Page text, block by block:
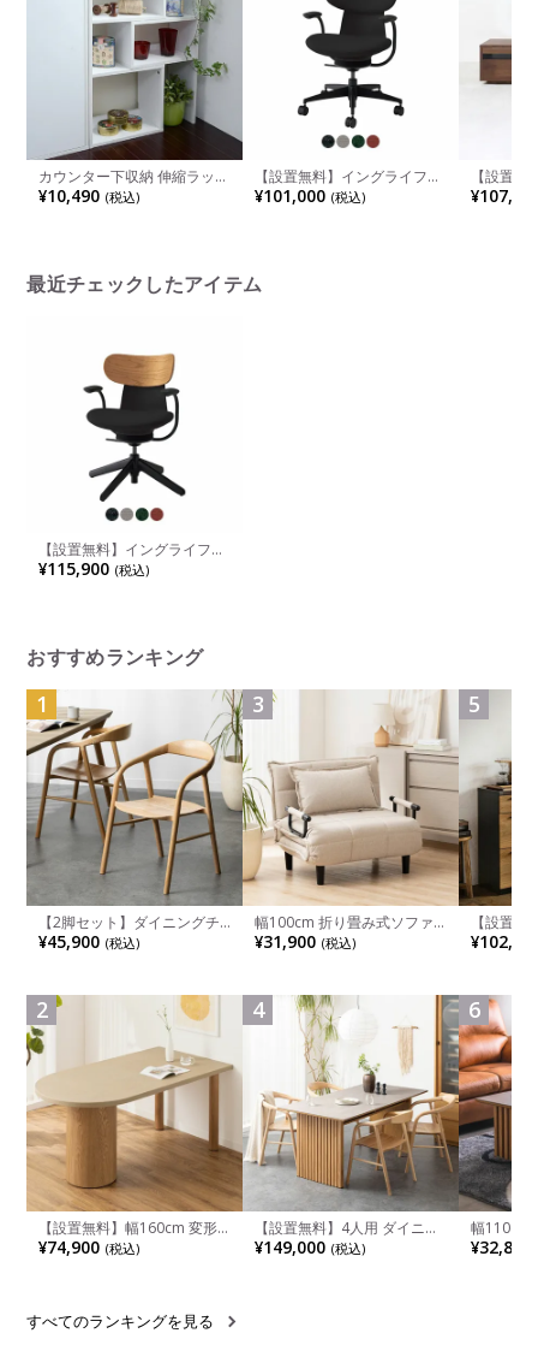
カウンター下収納 伸縮ラック
リビング・キッチン収納 幅
400～720×奥行220×高さ
¥10,490 (税込)
【設置無料】イングライフ
ingLIFE オフィスチェア ポリ
ウレタン巻きキャスター 背座
¥101,000 (税込)
【設置
180.2cm
アルダー
最近チェックしたアイテム
【設置無料】イングライフ
ingLIFE オフィスチェア ナイ
ロン脚先（4本脚） 固定肘 背
¥115,900 (税込)
おすすめランキング
1
【2脚セット】ダイニングチ
ェア 木製 LUGA 肘付き チェ
ア 天然木 リビング椅子 板座
ュラル ブラウン 完成品
¥45,900 (税込)
2
【設置無料】幅160cm 変形
半円 ダイニングテーブル モ
ルタル風 LENAS コンクリー
リア風 グレージュ
¥74,900 (税込)
3
幅100cm 折り畳み式ソファ
ベッド コンパクト リクライ
ニング カウチスタイル 省ス
¥31,900 (税込)
4
【設置無料】4人用 ダイニン
グテーブルセット 5点 LUGA
セラミックテーブル おしゃれ
¥149,000 (税込)
5
【設置
チンカウ
板 引き出
れ ウッデ
ル グレー
6
幅110cm
木目調 リ
付き 長方
¥32,800
すべてのランキングを見る